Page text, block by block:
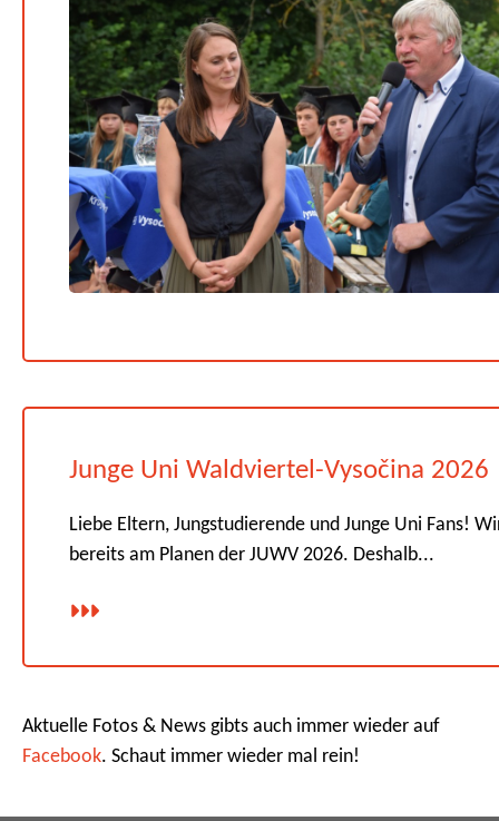
Junge Uni Waldviertel-Vysočina 2026
Liebe Eltern, Jungstudierende und Junge Uni Fans!
bereits am Planen der JUWV 2026. Deshalb...
Aktuelle Fotos & News gibts auch immer wieder auf
Facebook. Schaut immer wieder mal rein!